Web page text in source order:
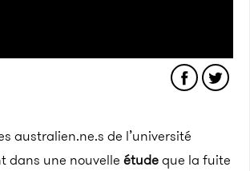
australien.ne.s de l’université
dans une nouvelle étudeque la fuite